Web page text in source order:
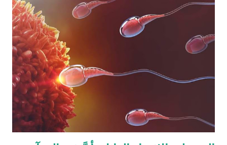
القرآن الكريم مقدار حصص الوارثين المحتمل وجودهم على الغالب
أثناء تقسيم الميراث، فمثلاً ترث الأخت نصف مقدار الأخ الشقيق ولكن
هناك الكثير من الاحتمالات لوجود عدة أنواع من الورثة في نفس الوقت
مثل (أخ، أخت، عّم، جد حفيد وكذا) وبطبيعة الحال ليس من المعقول
افتراض تفصيل آيات القرآن الكريم لكل الحالات التي فيها تراكيب
مختلفة من الوارثين، وإلِّا لصار القرآن مُجَلَّدات من الحسابات